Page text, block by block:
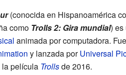
(conocida en Hispanoamérica
como Trolls 2: Gira mundial) es
animada por computadora.
y lanzada porUniversal
película Trollsde 2016.